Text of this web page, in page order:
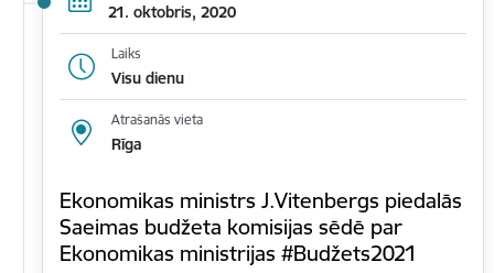
21. oktobris, 2020
Laiks
Visu dienu
Atrašanās vieta
Rīga
Ekonomikas ministrs J.Vitenbergs piedalās
Saeimas budžeta komisijas sēdē par
Ekonomikas ministrijas #Budžets2021